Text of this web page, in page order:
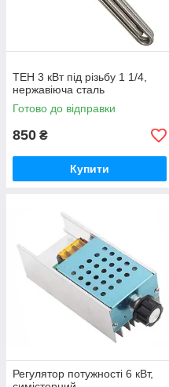
ТЕН 3 кВт під різьбу 1 1/4,
нержавіюча сталь
Готово до відправки
850 ₴
Купити
Регулятор потужності 6 кВт,